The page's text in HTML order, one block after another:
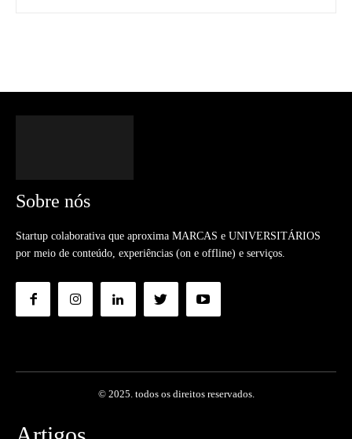
Sobre nós
Startup colaborativa que aproxima MARCAS e UNIVERSITÁRIOS
por meio de conteúdo, experiências (on e offline) e serviços.
© 2025. todos os direitos reservados.